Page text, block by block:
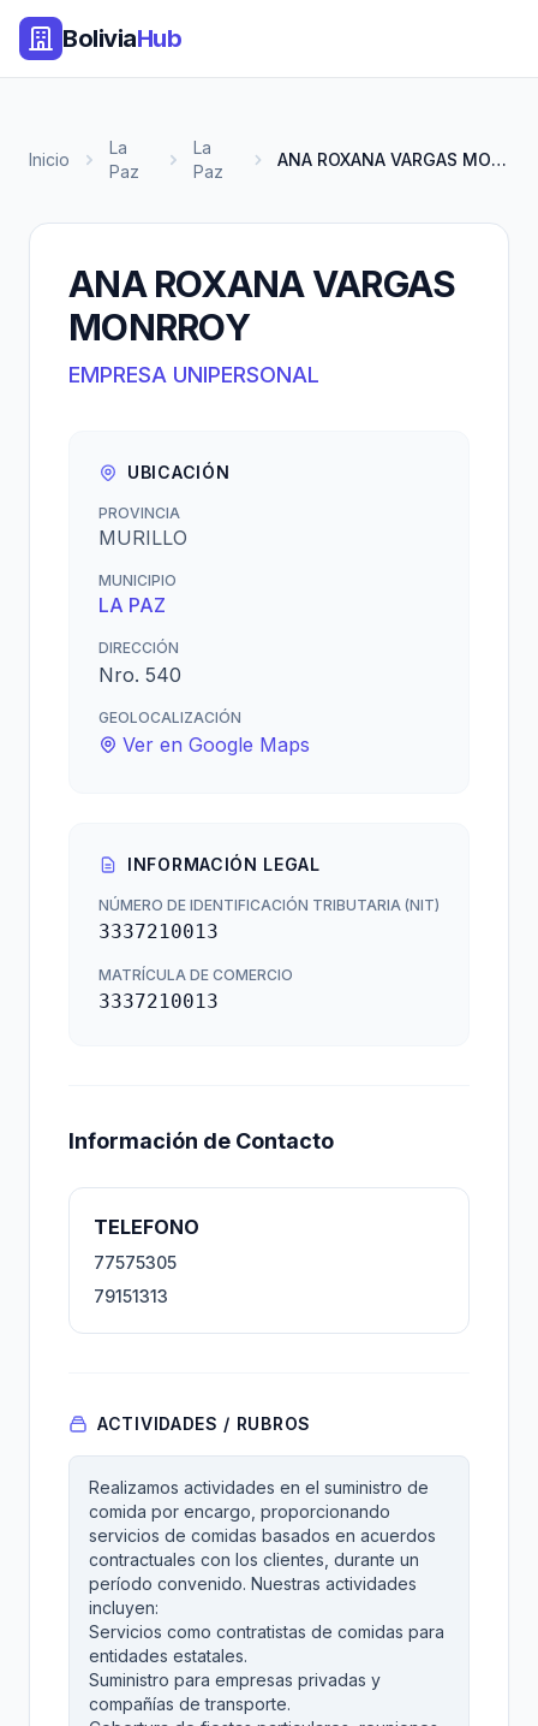
BoliviaHub
Inicio
La
Paz
La
Paz
ANA ROXANA VARGAS MONRROY
ANA ROXANA VARGAS
MONRROY
EMPRESA UNIPERSONAL
UBICACIÓN
PROVINCIA
MURILLO
MUNICIPIO
LA PAZ
DIRECCIÓN
Nro. 540
GEOLOCALIZACIÓN
Ver en Google Maps
INFORMACIÓN LEGAL
NÚMERO DE IDENTIFICACIÓN TRIBUTARIA (NIT)
3337210013
MATRÍCULA DE COMERCIO
3337210013
Información de Contacto
TELEFONO
77575305
79151313
ACTIVIDADES / RUBROS
Realizamos actividades en el suministro de
comida por encargo, proporcionando
servicios de comidas basados en acuerdos
contractuales con los clientes, durante un
período convenido. Nuestras actividades
incluyen:
Servicios como contratistas de comidas para
entidades estatales.
Suministro para empresas privadas y
compañías de transporte.